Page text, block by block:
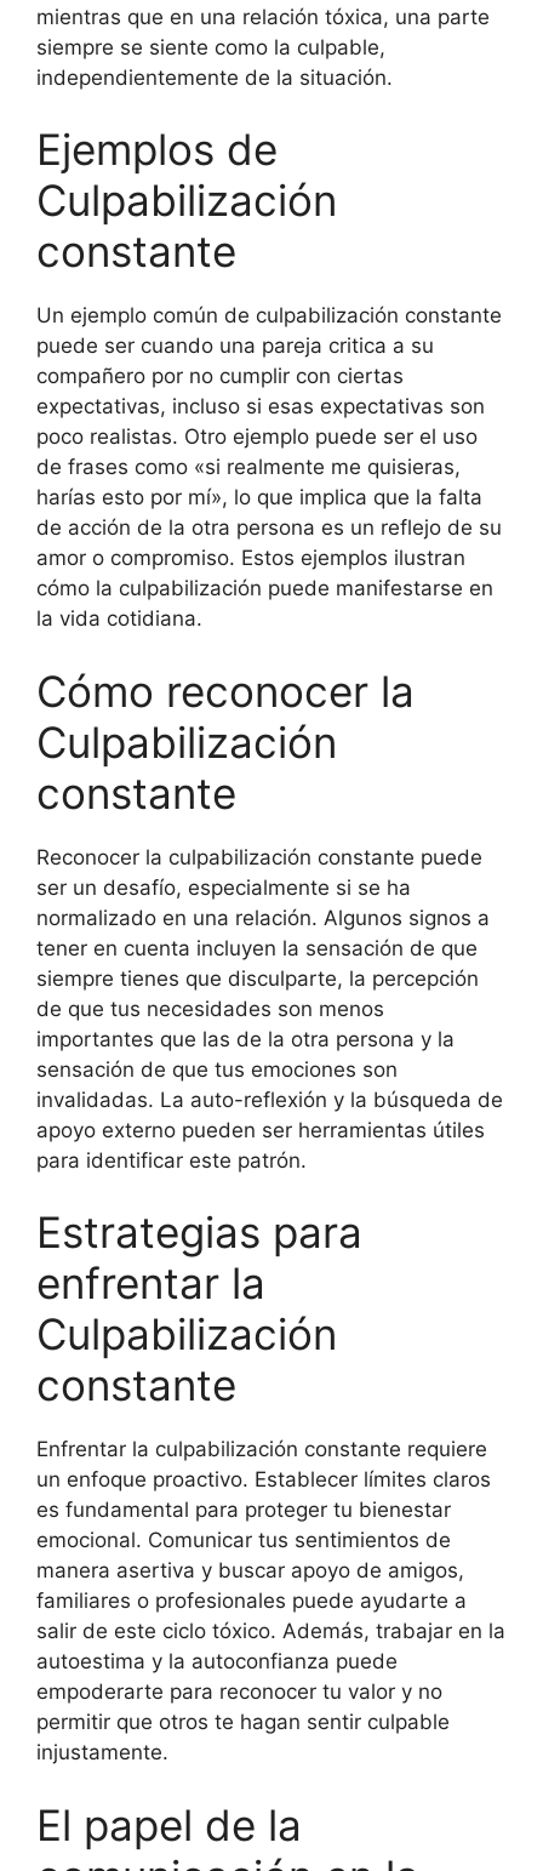
mientras que en una relación tóxica, una parte
siempre se siente como la culpable,
independientemente de la situación.
Ejemplos de
Culpabilización
constante
Un ejemplo común de culpabilización constante
puede ser cuando una pareja critica a su
compañero por no cumplir con ciertas
expectativas, incluso si esas expectativas son
poco realistas. Otro ejemplo puede ser el uso
de frases como «si realmente me quisieras,
harías esto por mí», lo que implica que la falta
de acción de la otra persona es un reflejo de su
amor o compromiso. Estos ejemplos ilustran
cómo la culpabilización puede manifestarse en
la vida cotidiana.
Cómo reconocer la
Culpabilización
constante
Reconocer la culpabilización constante puede
ser un desafío, especialmente si se ha
normalizado en una relación. Algunos signos a
tener en cuenta incluyen la sensación de que
siempre tienes que disculparte, la percepción
de que tus necesidades son menos
importantes que las de la otra persona y la
sensación de que tus emociones son
invalidadas. La auto-reflexión y la búsqueda de
apoyo externo pueden ser herramientas útiles
para identificar este patrón.
Estrategias para
enfrentar la
Culpabilización
constante
Enfrentar la culpabilización constante requiere
un enfoque proactivo. Establecer límites claros
es fundamental para proteger tu bienestar
emocional. Comunicar tus sentimientos de
manera asertiva y buscar apoyo de amigos,
familiares o profesionales puede ayudarte a
salir de este ciclo tóxico. Además, trabajar en la
autoestima y la autoconfianza puede
empoderarte para reconocer tu valor y no
permitir que otros te hagan sentir culpable
injustamente.
El papel de la